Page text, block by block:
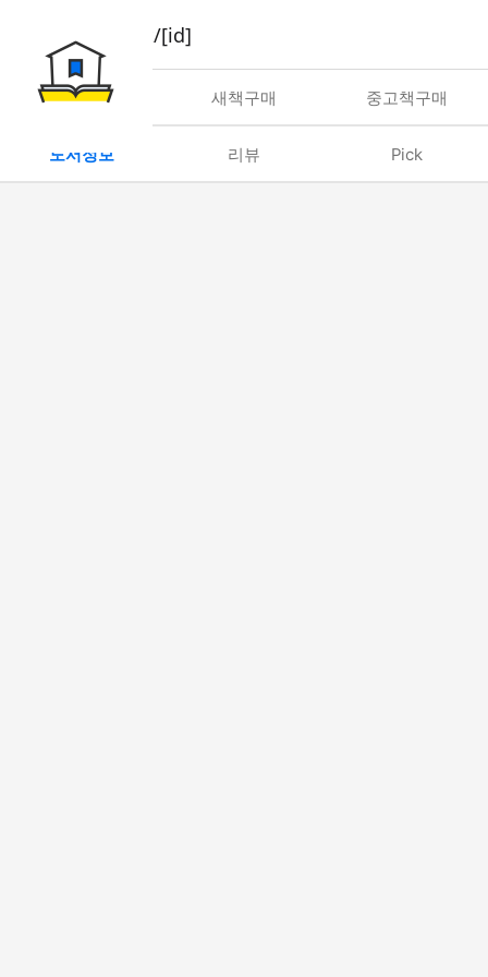
book/rent/[id]
대여 새책구매 중고책구매
도서정보 리뷰 Pick